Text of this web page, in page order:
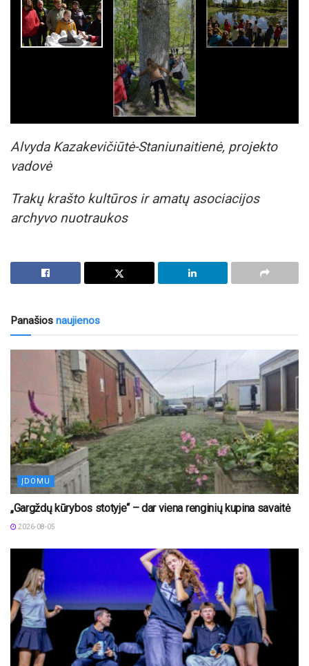
Alvyda Kazakevičiūtė-Staniunaitienė, projekto
vadovė
Trakų krašto kultūros ir amatų asociacijos
archyvo nuotraukos
Panašios naujienos
ĮDOMU
„Gargždų kūrybos stotyje“ – dar viena renginių kupina savaitė
2026-08-05